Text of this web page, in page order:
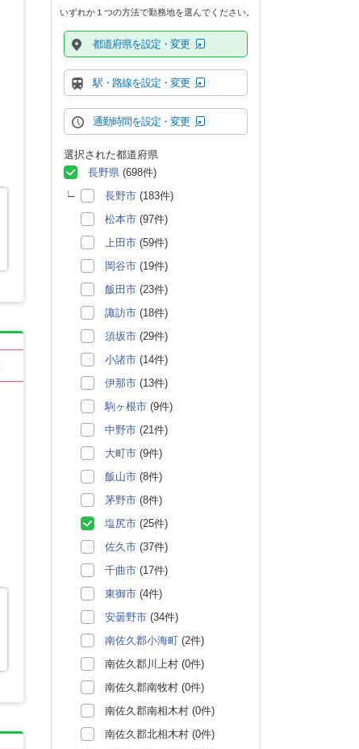
いずれか１つの方法で勤務地を選んでください。
都道府県を設定・変更
駅・路線を設定・変更
通勤時間を設定・変更
選択された都道府県
長野県 (698件)
長野市 (183件)
松本市 (97件)
上田市 (59件)
岡谷市 (19件)
飯田市 (23件)
諏訪市 (18件)
須坂市 (29件)
小諸市 (14件)
伊那市 (13件)
駒ヶ根市 (9件)
中野市 (21件)
大町市 (9件)
飯山市 (8件)
茅野市 (8件)
塩尻市 (25件)
佐久市 (37件)
千曲市 (17件)
東御市 (4件)
安曇野市 (34件)
南佐久郡小海町 (2件)
南佐久郡川上村 (0件)
南佐久郡南牧村 (0件)
南佐久郡南相木村 (0件)
南佐久郡北相木村 (0件)